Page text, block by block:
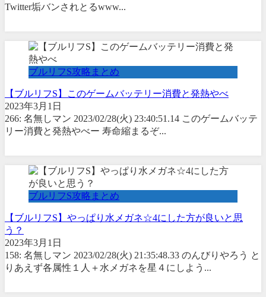
Twitter垢バンされとるwww...
ブルリフS攻略まとめ
【ブルリフS】このゲームバッテリー消費と発熱やべ
2023年3月1日
266: 名無しマン 2023/02/28(火) 23:40:51.14 このゲームバッテ
リー消費と発熱やべー 寿命縮まるぞ...
ブルリフS攻略まとめ
【ブルリフS】やっぱり水メガネ☆4にした方が良いと思
う？
2023年3月1日
158: 名無しマン 2023/02/28(火) 21:35:48.33 のんびりやろう と
りあえず各属性１人＋水メガネを星４にしよう...